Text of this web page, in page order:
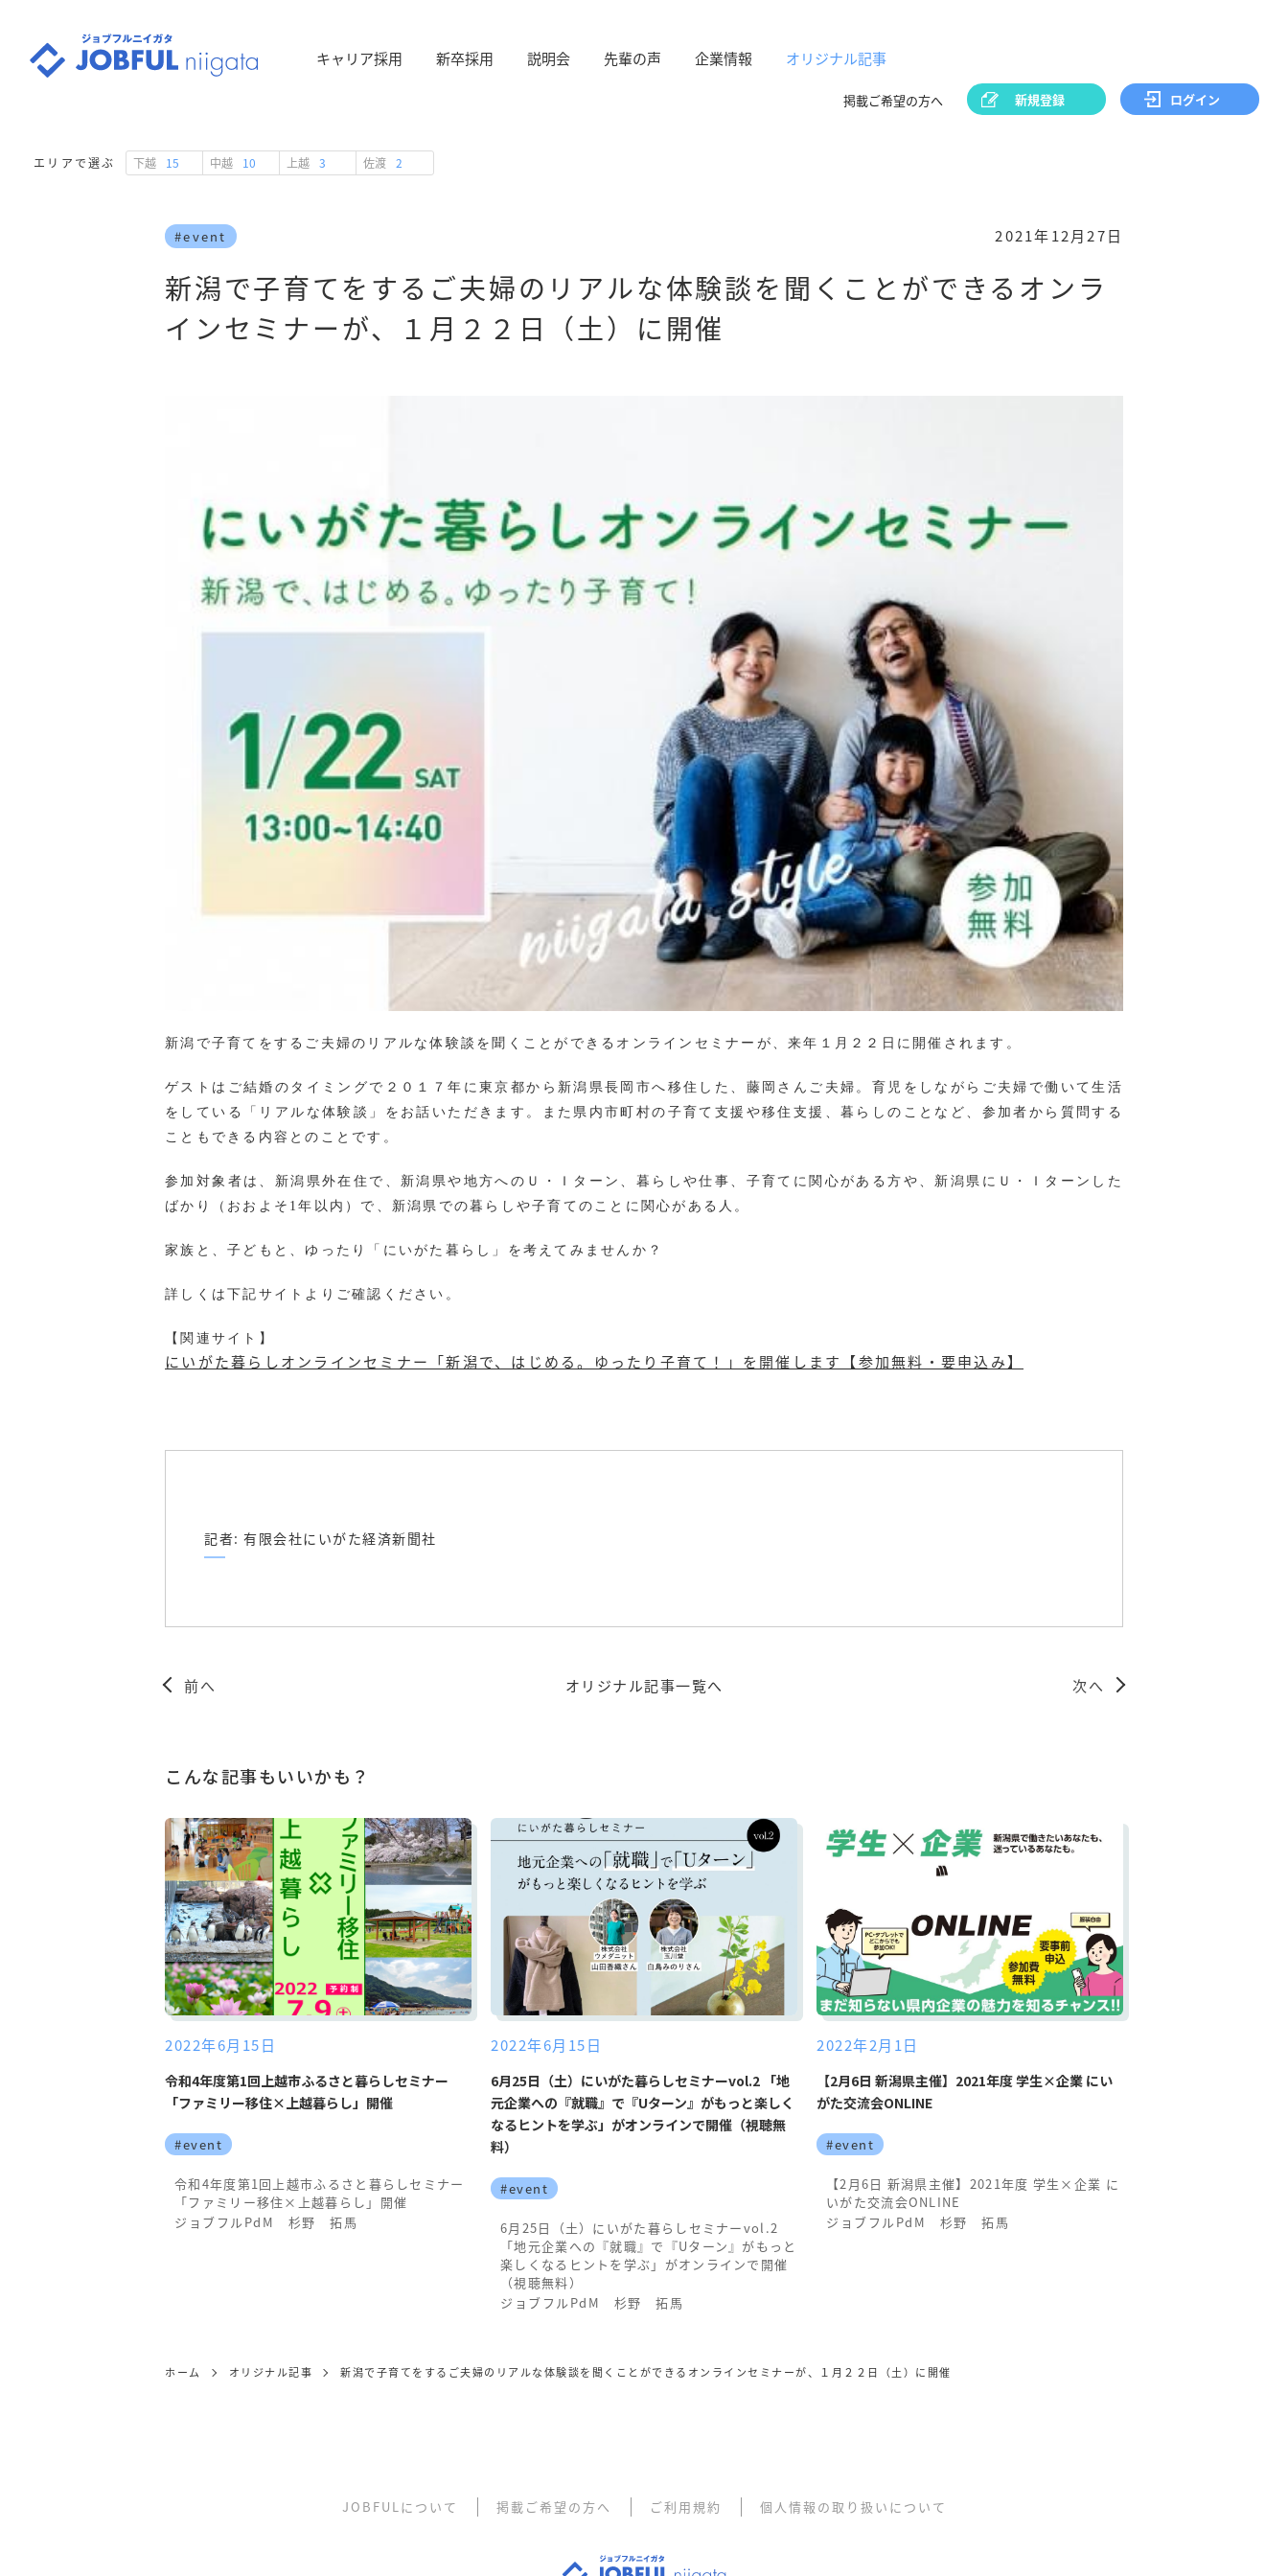
キャリア採用 新卒採用 説明会 先輩の声 企業情報 オリジナル記事
掲載ご希望の方へ 新規登録 ログイン
エリアで選ぶ 下越 15 中越 10 上越 3 佐渡 2
#event 2021年12月27日
新潟で子育てをするご夫婦のリアルな体験談を聞くことができるオンラ
インセミナーが、１月２２日（土）に開催
新潟で子育てをするご夫婦のリアルな体験談を聞くことができるオンラインセミナーが、来年１月２２日に開催されます。
ゲストはご結婚のタイミングで２０１７年に東京都から新潟県長岡市へ移住した、藤岡さんご夫婦。育児をしながらご夫婦で働いて生活
をしている「リアルな体験談」をお話いただきます。また県内市町村の子育て支援や移住支援、暮らしのことなど、参加者から質問する
こともできる内容とのことです。
参加対象者は、新潟県外在住で、新潟県や地方へのＵ・Ｉターン、暮らしや仕事、子育てに関心がある方や、新潟県にＵ・Ｉターンした
ばかり（おおよそ1年以内）で、新潟県での暮らしや子育てのことに関心がある人。
家族と、子どもと、ゆったり「にいがた暮らし」を考えてみませんか？
詳しくは下記サイトよりご確認ください。
【関連サイト】
にいがた暮らしオンラインセミナー「新潟で、はじめる。ゆったり子育て！」を開催します【参加無料・要申込み】
記者: 有限会社にいがた経済新聞社
前へ オリジナル記事一覧へ 次へ
こんな記事もいいかも？
2022年6月15日
令和4年度第1回上越市ふるさと暮らしセミナー
「ファミリー移住×上越暮らし」開催
#event
令和4年度第1回上越市ふるさと暮らしセミナー
「ファミリー移住×上越暮らし」開催
ジョブフルPdM 杉野 拓馬
2022年6月15日
6月25日（土）にいがた暮らしセミナーvol.2 「地
元企業への『就職』で『Uターン』がもっと楽しく
なるヒントを学ぶ」がオンラインで開催（視聴無
料）
#event
6月25日（土）にいがた暮らしセミナーvol.2
「地元企業への『就職』で『Uターン』がもっと
楽しくなるヒントを学ぶ」がオンラインで開催
（視聴無料）
ジョブフルPdM 杉野 拓馬
2022年2月1日
【2月6日 新潟県主催】2021年度 学生×企業 にい
がた交流会ONLINE
#event
【2月6日 新潟県主催】2021年度 学生×企業 に
いがた交流会ONLINE
ジョブフルPdM 杉野 拓馬
ホーム オリジナル記事 新潟で子育てをするご夫婦のリアルな体験談を聞くことができるオンラインセミナーが、１月２２日（土）に開催
JOBFULについて 掲載ご希望の方へ ご利用規約 個人情報の取り扱いについて